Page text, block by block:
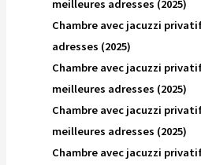
meilleures adresses (2025)
Chambre avec jacuzzi
adresses (2025)
Chambre avec jacuzzi privatif
meilleures adresses (2025)
Chambre avec jacuzzi
meilleures adresses (2025)
Chambre avec jacuzzi